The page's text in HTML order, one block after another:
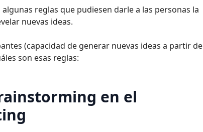
reglas que pudiesen darle a las personas la
nuevas ideas.
(capacidad de generar nuevas ideas a partir de
son esas reglas:
en el